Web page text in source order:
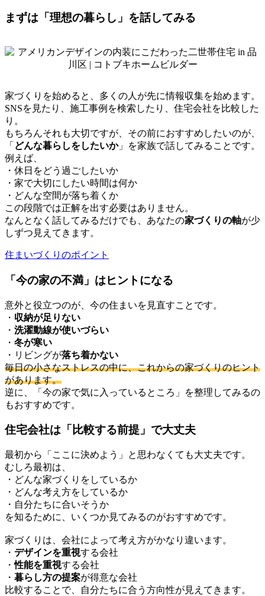
まずは「理想の暮らし」を話してみる
家づくりを始めると、多くの人が先に情報収集を始めます。
SNSを見たり、施工事例を検索したり、住宅会社を比較した
り。
もちろんそれも大切ですが、その前におすすめしたいのが、
「 どんな暮らしをしたいか」を家族で話してみることです。
例えば、
・休日をどう過ごしたいか
・家で大切にしたい時間は何か
・どんな空間が落ち着くか
この段階では正解を出す必要はありません。
なんとなく話してみるだけでも、あなたの家づくりの軸が少
しずつ見えてきます。
住まいづくりのポイント
「今の家の不満」はヒントになる
意外と役立つのが、今の住まいを見直すことです。
・ 収納が足りない
・ 洗濯動線が使いづらい
・ 冬が寒い
・リビングが落ち着かない
毎日の小さなストレスの中に、これからの家づくりのヒント
があります。
逆に、「今の家で気に入っているところ」を整理してみるの
もおすすめです。
住宅会社は「比較する前提」で大丈夫
最初から「ここに決めよう」と思わなくても大丈夫です。
むしろ最初は、
・どんな家づくりをしているか
・どんな考え方をしているか
・自分たちに合いそうか
を知るために、いくつか見てみるのがおすすめです。
家づくりは、会社によって考え方がかなり違います。
・ デザインを重視する会社
・性能を重視する会社
・ 暮らし方の提案が得意な会社
比較することで、自分たちに合う方向性が見えてきます。